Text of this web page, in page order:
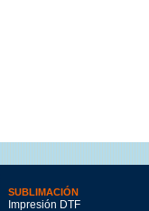
SUBLIMACIÓN
Impresión DTF